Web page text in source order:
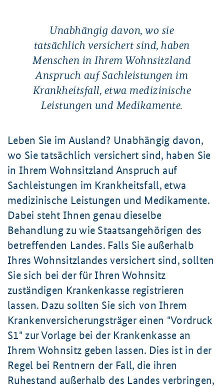
Unabhängig davon, wo sie
tatsächlich versichert sind, haben
Menschen in Ihrem Wohnsitzland
Anspruch auf Sachleistungen im
Krankheitsfall, etwa medizinische
Leistungen und Medikamente.
Leben Sie im Ausland? Unabhängig davon,
wo Sie tatsächlich versichert sind, haben Sie
in Ihrem Wohnsitzland Anspruch auf
Sachleistungen im Krankheitsfall, etwa
medizinische Leistungen und Medikamente.
Dabei steht Ihnen genau dieselbe
Behandlung zu wie Staatsangehörigen des
betreffenden Landes. Falls Sie außerhalb
Ihres Wohnsitzlandes versichert sind, sollten
Sie sich bei der für Ihren Wohnsitz
zuständigen Krankenkasse registrieren
lassen. Dazu sollten Sie sich von Ihrem
Krankenversicherungs­träger einen "Vordruck
S1" zur Vorlage bei der Krankenkasse an
Ihrem Wohnsitz geben lassen. Dies ist in der
Regel bei Rentnern der Fall, die ihren
Ruhestand außerhalb des Landes verbringen,